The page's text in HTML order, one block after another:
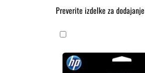
Preverite izdelke za